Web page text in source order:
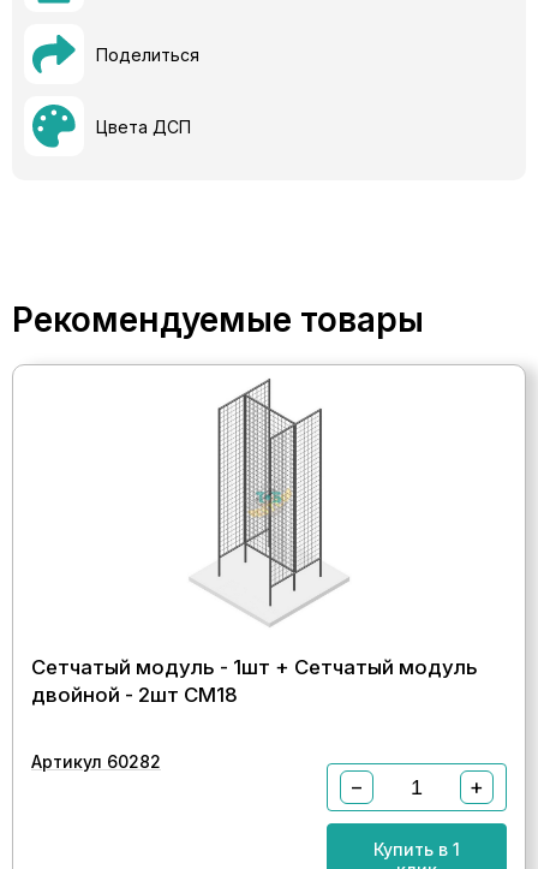
Поделиться
Цвета ДСП
Рекомендуемые товары
Сетчатый модуль - 1шт + Сетчатый модуль
двойной - 2шт СМ18
Артикул 60282
− +
Купить в 1